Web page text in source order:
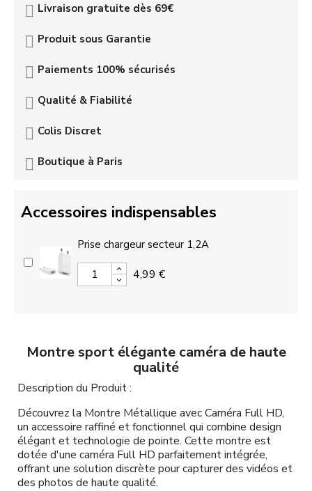
Livraison gratuite dès 69€
Produit sous Garantie
Paiements 100% sécurisés
Qualité & Fiabilité
Colis Discret
Boutique à Paris
Accessoires indispensables
Prise chargeur secteur 1,2A
4,99 €
Montre sport élégante caméra de haute
qualité
Description du Produit :
Découvrez la Montre Métallique avec Caméra Full HD,
un accessoire raffiné et fonctionnel qui combine design
élégant et technologie de pointe. Cette montre est
dotée d'une caméra Full HD parfaitement intégrée,
offrant une solution discrète pour capturer des vidéos et
des photos de haute qualité.